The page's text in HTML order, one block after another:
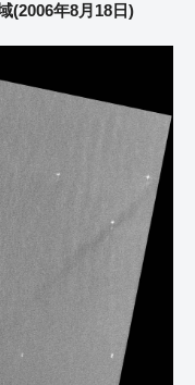
(2006年8月18日)